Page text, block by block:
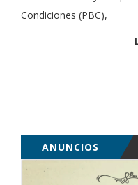
Condiciones (PBC),
ANUNCIOS